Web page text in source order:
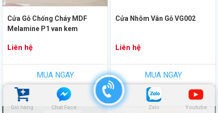
Giỏ hàng Chat Face Zalo Youtube
Cửa Gỗ Chống Cháy MDF
Melamine P1 van kem
Liên hệ
MUA NGAY
Cửa Nhôm Vân Gỗ VG002
Liên hệ
MUA NGAY